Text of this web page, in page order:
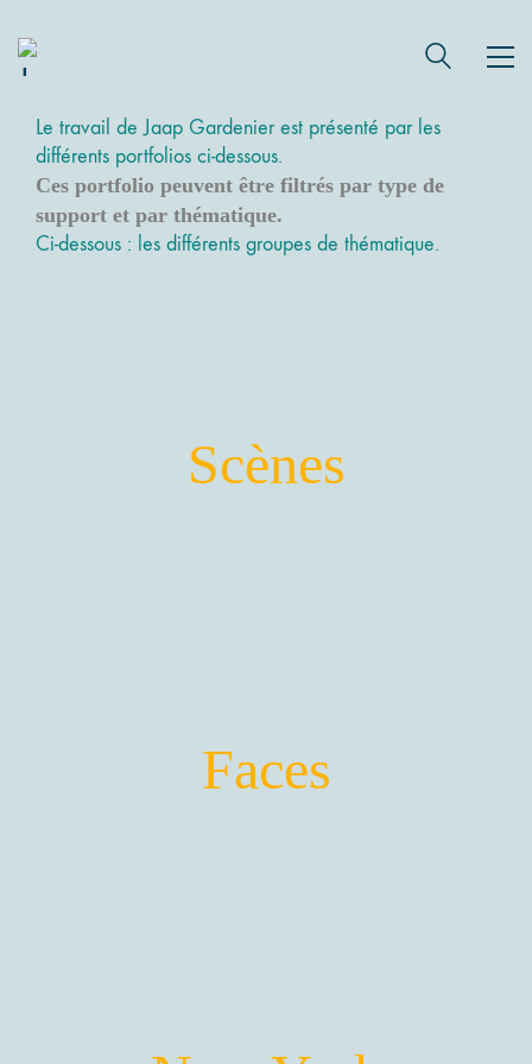
Le travail de Jaap Gardenier est présenté par les
différents portfolios ci-dessous.
Ces portfolio peuvent être filtrés par type de
support et par thématique.
Ci-dessous : les différents groupes de thématique.
Scènes
SCENES -> Abstractions et Paysages
Faces
FACES -> Masques et Visages
Les Œuvres de la thématique